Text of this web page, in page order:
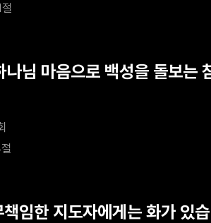
님 마음으로 백성을 돌보는
임한 지도자에게는 화가 있